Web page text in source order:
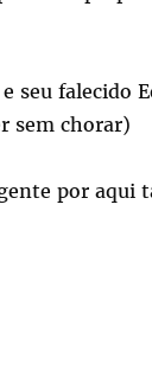
seu falecido
sem chorar)
por aqui